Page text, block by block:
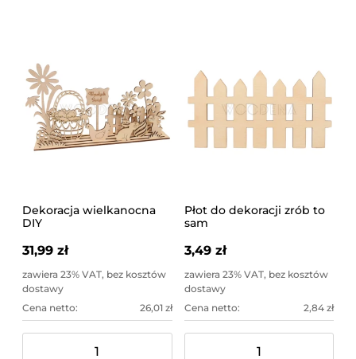
Dekoracja wielkanocna
DIY
31,99 zł
zawiera 23% VAT, bez kosztów
dostawy
Cena netto:
26,01 zł
Płot do dekoracji zrób to
sam
3,49 zł
zawiera 23% VAT, bez kosztów
dostawy
Cena netto:
2,84 zł